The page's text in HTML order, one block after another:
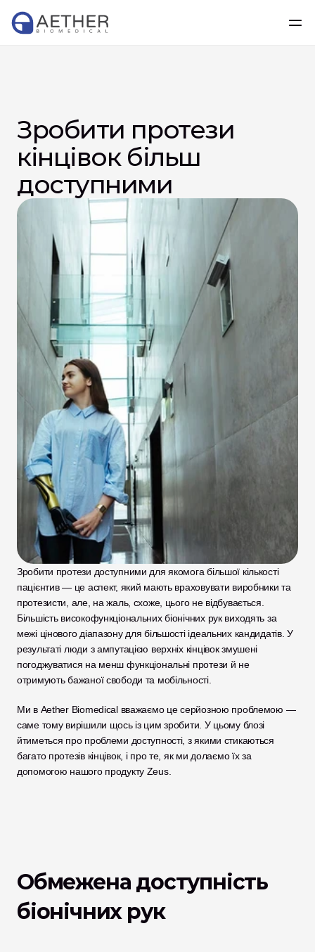
Зробити протези
кінцівок більш
доступними
Зробити протези доступними для якомога більшої кількості
пацієнтив — це аспект, який мають враховувати виробники та
протезисти, але, на жаль, схоже, цього не відбувається.
Більшість високофункціональних біонічних рук виходять за
межі цінового діапазону для більшості ідеальних кандидатів. У
результаті люди з ампутацією верхніх кінцівок змушені
погоджуватися на менш функціональні протези й не
отримують бажаної свободи та мобільності.
Ми в Aether Biomedical вважаємо це серйозною проблемою —
саме тому вирішили щось із цим зробити. У цьому блозі
йтиметься про проблеми доступності, з якими стикаються
багато протезів кінцівок, і про те, як ми долаємо їх за
допомогою нашого продукту Zeus.
Обмежена доступність
біонічних рук